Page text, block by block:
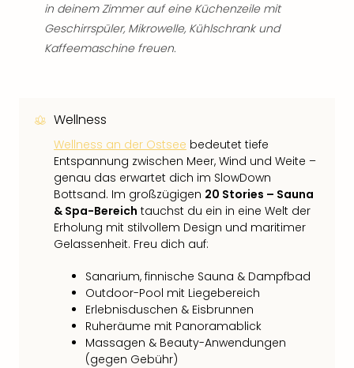
in deinem Zimmer auf eine Küchenzeile mit
Geschirrspüler, Mikrowelle, Kühlschrank und
Kaffeemaschine freuen.
Wellness
Wellness an der Ostsee bedeutet tiefe
Entspannung zwischen Meer, Wind und Weite –
genau das erwartet dich im SlowDown
Bottsand. Im großzügigen 20 Stories – Sauna
& Spa-Bereich tauchst du ein in eine Welt der
Erholung mit stilvollem Design und maritimer
Gelassenheit. Freu dich auf:
Sanarium, finnische Sauna & Dampfbad
Outdoor-Pool mit Liegebereich
Erlebnisduschen & Eisbrunnen
Ruheräume mit Panoramablick
Massagen & Beauty-Anwendungen
(gegen Gebühr)